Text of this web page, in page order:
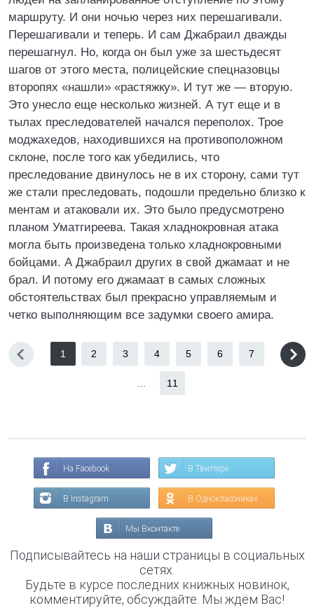
маршруту. И они ночью через них перешагивали.
Перешагивали и теперь. И сам Джабраил дважды
перешагнул. Но, когда он был уже за шестьдесят
шагов от этого места, полицейские спецназовцы
второпях «нашли» «растяжку». И тут же — вторую.
Это унесло еще несколько жизней. А тут еще и в
тылах преследователей начался переполох. Трое
моджахедов, находившихся на противоположном
склоне, после того как убедились, что
преследование двинулось не в их сторону, сами тут
же стали преследовать, подошли предельно близко к
ментам и атаковали их. Это было предусмотрено
планом Уматгиреева. Такая хладнокровная атака
могла быть произведена только хладнокровными
бойцами. А Джабраил других в свой джамаат и не
брал. И потому его джамаат в самых сложных
обстоятельствах был прекрасно управляемым и
четко выполняющим все задумки своего амира.
1 2 3 4 5 6 7
11
На Facebook В Твиттере
В Instagram В Одноклассниках
Мы Вконтакте
Подписывайтесь на наши страницы в социальных
сетях.
Будьте в курсе последних книжных новинок,
комментируйте, обсуждайте. Мы ждём Вас!